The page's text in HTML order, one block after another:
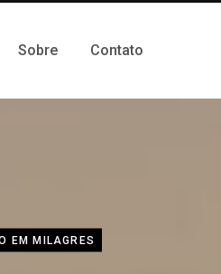
Sobre Contato
EM MILAGRES